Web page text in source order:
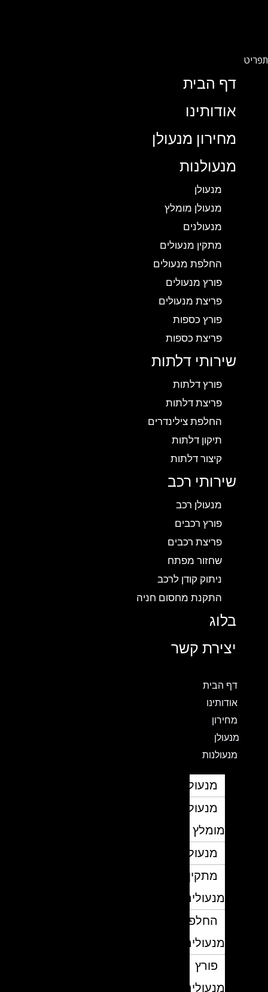
דף הבית
אודותינו
מחירון מנעולן
מנעולנות
מנעולן
מנעולן מומלץ
מנעולנים
מתקין מנעולים
החלפת מנעולים
פורץ מנעולים
פריצת מנעולים
פורץ כספות
פריצת כספות
שירותי דלתות
פורץ דלתות
פריצת דלתות
החלפת צילינדרים
תיקון דלתות
קיצור דלתות
שירותי רכב
מנעולן רכב
פורץ רכבים
פריצת רכבים
שחזור מפתח
ניתוק קודן לרכב
התקנת מחסום חניה
בלוג
יצירת קשר
דף הבית
אודותינו
מחירון
מנעולן
מנעולנות
מנעולן
מנעולן
מומלץ
מנעולנים
מתקין
מנעולים
החלפת
מנעולים
פורץ
מנעולים